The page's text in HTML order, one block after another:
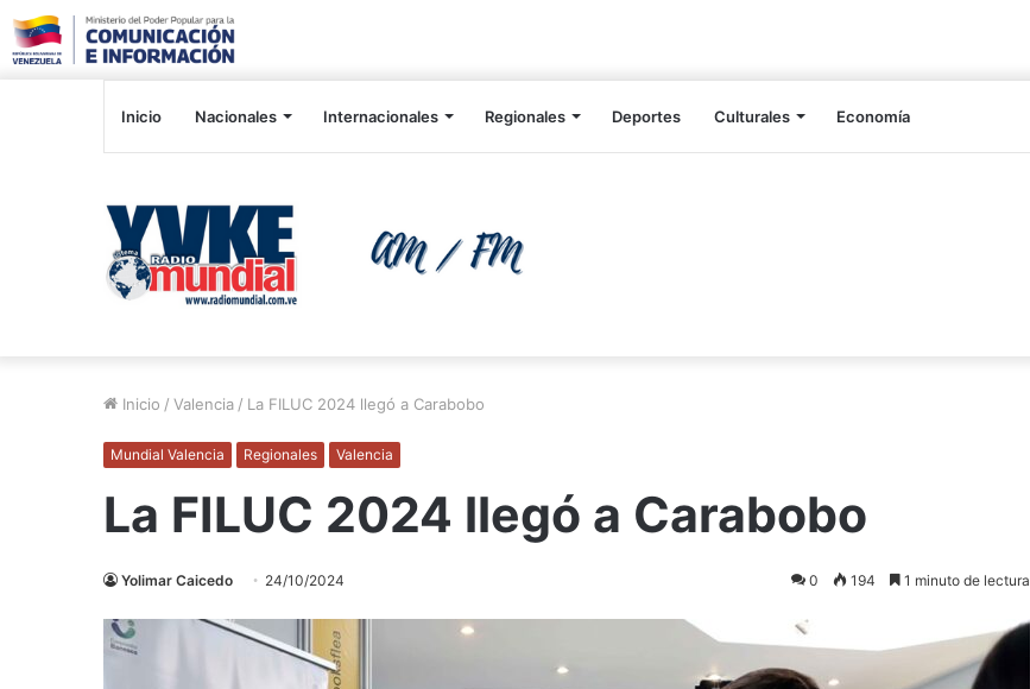
Inicio Nacionales Internacionales Regionales Deportes Culturales Economía
Inicio / Valencia / La FILUC 2024 llegó a Carabobo
Mundial Valencia Regionales Valencia
La FILUC 2024 llegó a Carabobo
Yolimar Caicedo 24/10/2024 0 194 1 minuto de lectura